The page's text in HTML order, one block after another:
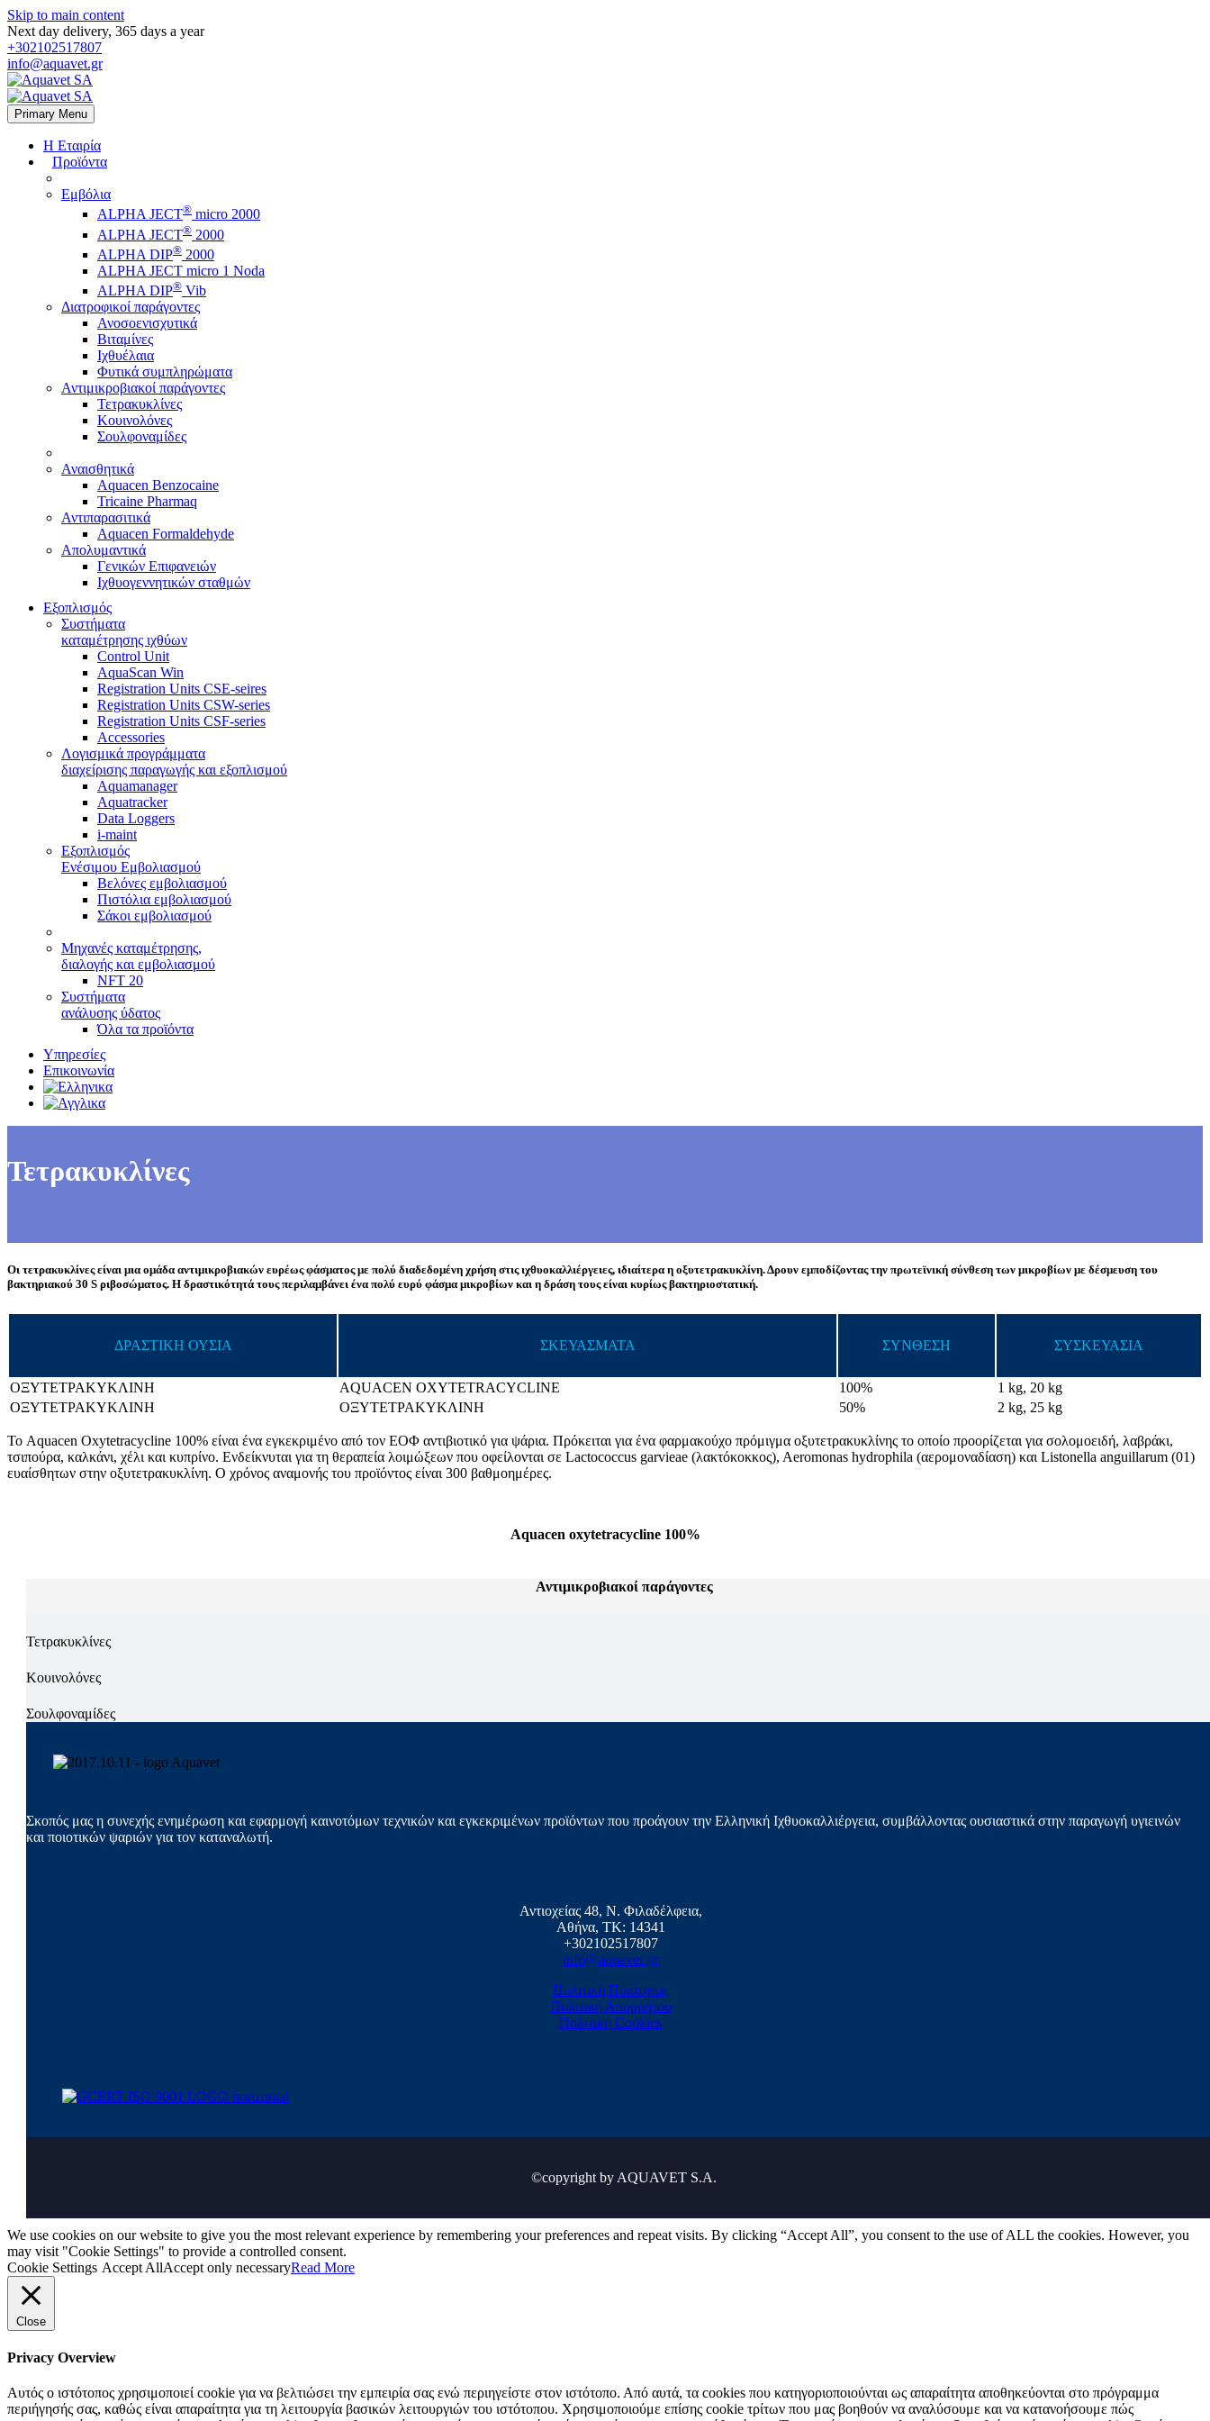
Skip to main content
Next day delivery, 365 days a year
+302102517807
info@aquavet.gr
Primary Menu
Η Εταιρία
Προϊόντα
Εμβόλια
ALPHA JECT® micro 2000
ALPHA JECT® 2000
ALPHA DIP® 2000
ALPHA JECT micro 1 Νoda
ALPHA DIP® Vib
Διατροφικοί παράγοντες
Ανοσοενισχυτικά
Βιταμίνες
Ιχθυέλαια
Φυτικά συμπληρώματα
Αντιμικροβιακοί παράγοντες
Τετρακυκλίνες
Κουινολόνες
Σουλφοναμίδες
Αναισθητικά
Aquacen Benzocaine
Tricaine Pharmaq
Αντιπαρασιτικά
Aquacen Formaldehyde
Απολυμαντικά
Γενικών Επιφανειών
Ιχθυογεννητικών σταθμών
Εξοπλισμός
Συστήματα
καταμέτρησης ιχθύων
Control Unit
AquaScan Win
Registration Units CSE-seires
Registration Units CSW-series
Registration Units CSF-series
Accessories
Λογισμικά προγράμματα
διαχείρισης παραγωγής και εξοπλισμού
Aquamanager
Aquatracker
Data Loggers
i-maint
Εξοπλισμός
Ενέσιμου Εμβολιασμού
Βελόνες εμβολιασμού
Πιστόλια εμβολιασμού
Σάκοι εμβολιασμού
Μηχανές καταμέτρησης,
διαλογής και εμβολιασμού
NFT 20
Συστήματα
ανάλυσης ύδατος
Όλα τα προϊόντα
Υπηρεσίες
Επικοινωνία
Τετρακυκλίνες
Οι τετρακυκλίνες είναι μια ομάδα αντιμικροβιακών ευρέως φάσματος με πολύ διαδεδομένη χρήση στις ιχθυοκαλλιέργειες, ιδιαίτερα η οξυτετρακυκλίνη. Δρουν εμποδίζοντας την πρωτεϊνική σύνθεση των μικροβίων με δέσμευση του
βακτηριακού 30 S ριβοσώματος. Η δραστικότητά τους περιλαμβάνει ένα πολύ ευρύ φάσμα μικροβίων και η δράση τους είναι κυρίως βακτηριοστατική.
ΔΡΑΣΤΙΚΗ ΟΥΣΙΑ ΣΚΕΥΑΣΜΑΤΑ ΣΥΝΘΕΣΗ ΣΥΣΚΕΥΑΣΙΑ
ΟΞΥΤΕΤΡΑΚΥΚΛΙΝΗ AQUACEN OXYTETRACYCLINE 100%
1 kg, 20 kg
ΟΞΥΤΕΤΡΑΚΥΚΛΙΝΗ
ΟΞΥΤΕΤΡΑΚΥΚΛΙΝΗ 50% 2 kg, 25 kg
Το Aquacen Oxytetracycline 100% είναι ένα εγκεκριμένο από τον ΕΟΦ αντιβιοτικό για ψάρια. Πρόκειται για ένα φαρμακούχο πρόμιγμα οξυτετρακυκλίνης το οποίο προορίζεται για σολομοειδή, λαβράκι,
τσιπούρα, καλκάνι, χέλι και κυπρίνο. Ενδείκνυται για τη θεραπεία λοιμώξεων που οφείλονται σε Lactococcus garvieae (λακτόκοκκος), Aeromonas hydrophila (αερομοναδίαση) και Listonella anguillarum (01)
ευαίσθητων στην οξυτετρακυκλίνη. Ο χρόνος αναμονής του προϊόντος είναι 300 βαθμοημέρες.
Αquacen oxytetracycline 100%
Αντιμικροβιακοί παράγοντες
Τετρακυκλίνες
Κουινολόνες
Σουλφοναμίδες
Σκοπός μας η συνεχής ενημέρωση και εφαρμογή καινοτόμων τεχνικών και εγκεκριμένων προϊόντων που προάγουν την Ελληνική Ιχθυοκαλλιέργεια, συμβάλλοντας ουσιαστικά στην παραγωγή υγιεινών
και ποιοτικών ψαριών για τον καταναλωτή.
Αντιοχείας 48, Ν. Φιλαδέλφεια,
Αθήνα, ΤΚ: 14341
+302102517807
info@aquavet.gr
Πολιτική Ποιότητας
Πολιτική Απορρήτου
Πολιτική Cookies
©copyright by AQUAVET S.A.
We use cookies on our website to give you the most relevant experience by remembering your preferences and repeat visits. By clicking “Accept All”, you consent to the use of ALL the cookies. However, you
may visit "Cookie Settings" to provide a controlled consent.
Cookie Settings Accept AllAccept only necessaryRead More
Close
Privacy Overview
Αυτός ο ιστότοπος χρησιμοποιεί cookie για να βελτιώσει την εμπειρία σας ενώ περιηγείστε στον ιστότοπο. Από αυτά, τα cookies που κατηγοριοποιούνται ως απαραίτητα αποθηκεύονται στο πρόγραμμα
περιήγησής σας, καθώς είναι απαραίτητα για τη λειτουργία βασικών λειτουργιών του ιστότοπου. Χρησιμοποιούμε επίσης cookie τρίτων που μας βοηθούν να αναλύσουμε και να κατανοήσουμε πώς